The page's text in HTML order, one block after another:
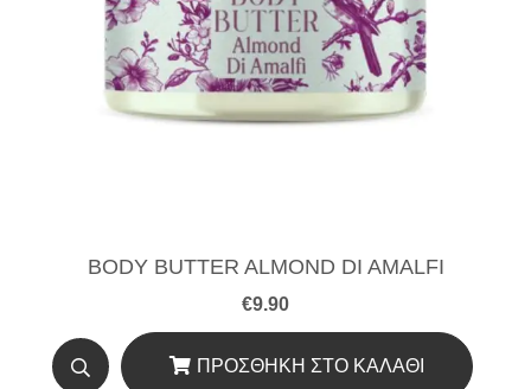
BODY BUTTER ALMOND DI AMALFI
€9.90
ΠΡΟΣΘΉΚΗ ΣΤΟ ΚΑΛΆΘΙ